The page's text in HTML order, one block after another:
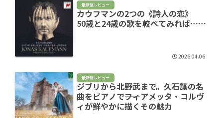
最新盤レビュー
カウフマンの2つの《詩人の恋》
50歳と24歳の歌を較べてみれば……
2026.04.06
最新盤レビュー
ジブリから北野武まで。久石譲の名
曲をピアノで――フィアメッタ・コルヴ
ィが鮮やかに描くその魅力